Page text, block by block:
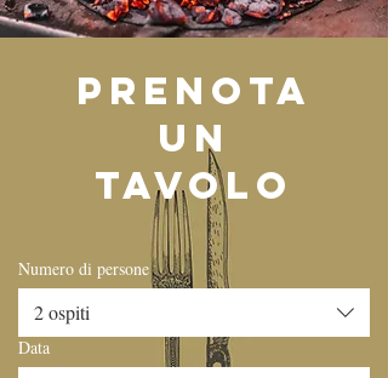
PRENOTA
UN
TAVOLO
Numero di persone
2 ospiti
Data